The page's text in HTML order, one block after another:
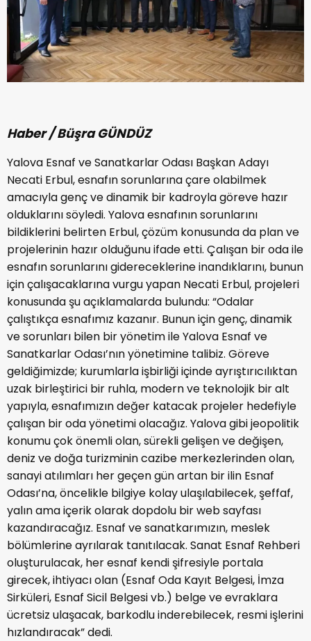
Haber / Büşra GÜNDÜZ
Yalova Esnaf ve Sanatkarlar Odası Başkan Adayı
Necati Erbul, esnafın sorunlarına çare olabilmek
amacıyla genç ve dinamik bir kadroyla göreve hazır
olduklarını söyledi. Yalova esnafının sorunlarını
bildiklerini belirten Erbul, çözüm konusunda da plan ve
projelerinin hazır olduğunu ifade etti. Çalışan bir oda ile
esnafın sorunlarını gidereceklerine inandıklarını, bunun
için çalışacaklarına vurgu yapan Necati Erbul, projeleri
konusunda şu açıklamalarda bulundu: “Odalar
çalıştıkça esnafımız kazanır. Bunun için genç, dinamik
ve sorunları bilen bir yönetim ile Yalova Esnaf ve
Sanatkarlar Odası’nın yönetimine talibiz. Göreve
geldiğimizde; kurumlarla işbirliği içinde ayrıştırıcılıktan
uzak birleştirici bir ruhla, modern ve teknolojik bir alt
yapıyla, esnafımızın değer katacak projeler hedefiyle
çalışan bir oda yönetimi olacağız. Yalova gibi jeopolitik
konumu çok önemli olan, sürekli gelişen ve değişen,
deniz ve doğa turizminin cazibe merkezlerinden olan,
sanayi atılımları her geçen gün artan bir ilin Esnaf
Odası’na, öncelikle bilgiye kolay ulaşılabilecek, şeffaf,
yalın ama içerik olarak dopdolu bir web sayfası
kazandıracağız. Esnaf ve sanatkarımızın, meslek
bölümlerine ayrılarak tanıtılacak. Sanat Esnaf Rehberi
oluşturulacak, her esnaf kendi şifresiyle portala
girecek, ihtiyacı olan (Esnaf Oda Kayıt Belgesi, İmza
Sirküleri, Esnaf Sicil Belgesi vb.) belge ve evraklara
ücretsiz ulaşacak, barkodlu inderebilecek, resmi işlerini
hızlandıracak” dedi.